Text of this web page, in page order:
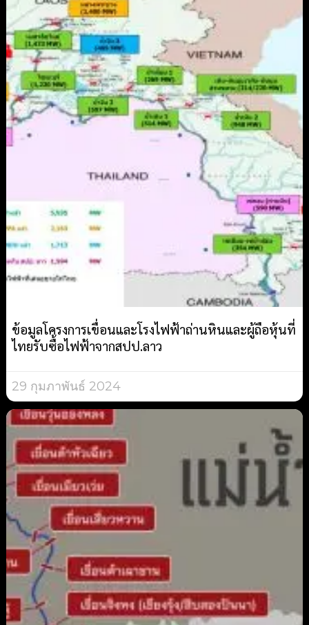
ข้อมูลโครงการเขื่อนและโรงไฟฟ้าถ่านหินและผู้ถือหุ้นที่
ไทยรับซื้อไฟฟ้าจากสปป.ลาว
29 กุมภาพันธ์ 2024